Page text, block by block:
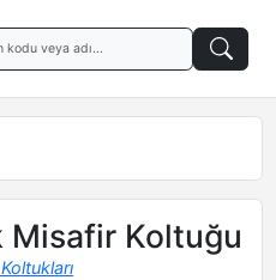
Misafir Koltuğu